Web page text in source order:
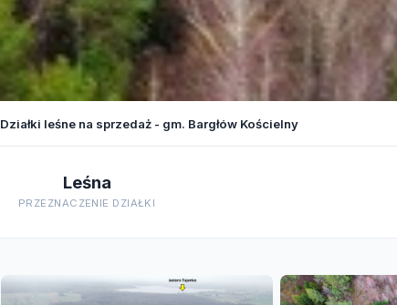
Działki leśne na sprzedaż - gm. Bargłów Kościelny
Leśna
PRZEZNACZENIE DZIAŁKI